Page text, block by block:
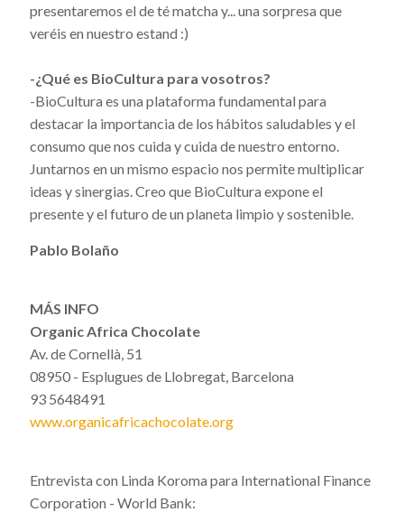
presentaremos el de té matcha y... una sorpresa que
veréis en nuestro estand :)
-¿Qué es BioCultura para vosotros?
-BioCultura es una plataforma fundamental para
destacar la importancia de los hábitos saludables y el
consumo que nos cuida y cuida de nuestro entorno.
Juntarnos en un mismo espacio nos permite multiplicar
ideas y sinergias. Creo que BioCultura expone el
presente y el futuro de un planeta limpio y sostenible.
Pablo Bolaño
MÁS INFO
Organic Africa Chocolate
Av. de Cornellà, 51
08950 - Esplugues de Llobregat, Barcelona
93 5648491
www.organicafricachocolate.org
Entrevista con Linda Koroma para International Finance
Corporation - World Bank: